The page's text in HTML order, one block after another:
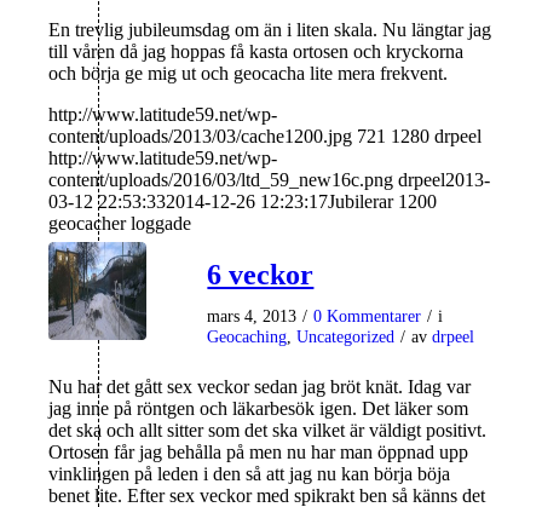
En trevlig jubileumsdag om än i liten skala. Nu längtar jag
till våren då jag hoppas få kasta ortosen och kryckorna
och börja ge mig ut och geocacha lite mera frekvent.
http://www.latitude59.net/wp-
content/uploads/2013/03/cache1200.jpg 721 1280 drpeel
http://www.latitude59.net/wp-
content/uploads/2016/03/ltd_59_new16c.png drpeel2013-
03-12 22:53:332014-12-26 12:23:17Jubilerar 1200
geocacher loggade
6 veckor
mars 4, 2013 / 0 Kommentarer / i
Geocaching ,Uncategorized / avdrpeel
Nu har det gått sex veckor sedan jag bröt knät. Idag var
jag inne på röntgen och läkarbesök igen. Det läker som
det ska och allt sitter som det ska vilket är väldigt positivt.
Ortosen får jag behålla på men nu har man öppnad upp
vinklingen på leden i den så att jag nu kan börja böja
benet lite. Efter sex veckor med spikrakt ben så känns det